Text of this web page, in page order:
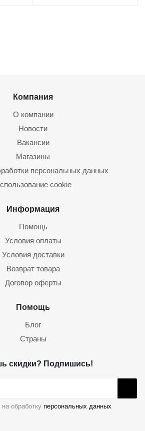
Компания
О компании
Новости
Вакансии
Магазины
персональных данных
cookie
Информация
Помощь
Условия оплаты
Условия доставки
Возврат товара
Договор оферты
Помощь
Блог
Страны
скидки? Подпишись!
на обработку персональных данных